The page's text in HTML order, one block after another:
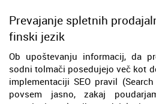
Prevajanje spletnih
finski jezik
Ob upoštevanju informacij, da
sodni tolmači posedujejo več kot
implementaciji SEO pravil
povsem jasno, zakaj